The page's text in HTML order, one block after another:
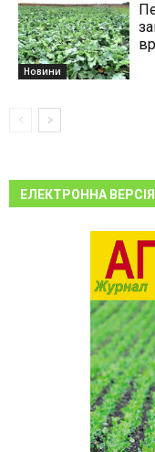
Новини
ЕЛЕКТРОННА